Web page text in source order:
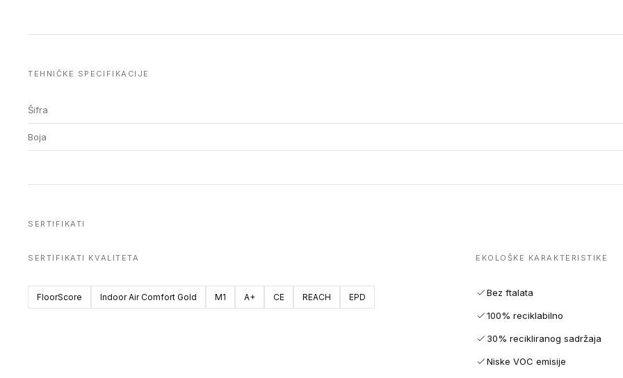
TEHNIČKE SPECIFIKACIJE
Šifra
Boja
SERTIFIKATI
SERTIFIKATI KVALITETA
FloorScore Indoor Air Comfort Gold M1 A+ CE REACH EPD
EKOLOŠKE KARAKTERISTIKE
Bez ftalata
100% reciklabilno
30% recikliranog sadržaja
Niske VOC emisije